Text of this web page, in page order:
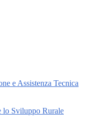
e Assistenza Tecnica
lo Sviluppo Rurale